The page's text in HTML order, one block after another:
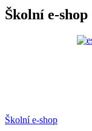
Školní e-shop
Školní e-shop